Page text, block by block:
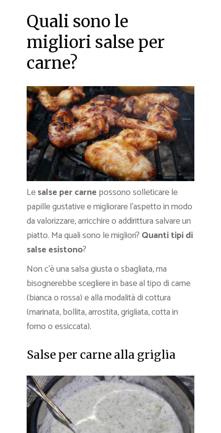
Quali sono le
migliori salse per
carne?
Lesalse per carne possono solleticare le
papille gustative e migliorare l’aspetto in modo
da valorizzare, arricchire o addirittura salvare un
piatto. Ma quali sono le migliori? Quanti tipi di
salse esistono?
Non c’è una salsa giusta o sbagliata, ma
bisognerebbe scegliere in base al tipo di carne
(bianca o rossa) e alla modalità di cottura
(marinata, bollita, arrostita, grigliata, cotta in
forno o essiccata).
Salse per carne alla griglia